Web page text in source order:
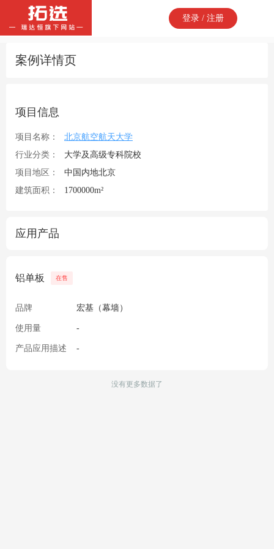
登录 / 注册
案例详情页
项目信息
项目名称：
北京航空航天大学
行业分类：
大学及高级专科院校
项目地区：
中国内地北京
建筑面积：
1700000m²
应用产品
铝单板 在售
品牌 宏基（幕墙）
使用量 -
产品应用描述 -
没有更多数据了